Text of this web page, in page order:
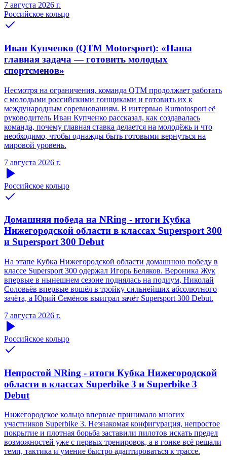
7 августа 2026 г.
Российское кольцо
Иван Купченко (QTM Motorsport): «Наша
главная задача — готовить молодых
спортсменов»
Несмотря на ограничения, команда QTM продолжает работать
с молодыми российскими гонщиками и готовить их к
международным соревнованиям. В интервью Rumotosport её
руководитель Иван Купченко рассказал, как создавалась
команда, почему главная ставка делается на молодёжь и что
необходимо, чтобы однажды быть готовыми вернуться на
мировой уровень.
7 августа 2026 г.
Российское кольцо
Домашняя победа на NRing - итоги Кубка
Нижегородской области в классах Supersport 300
и Supersport 300 Debut
На этапе Кубка Нижегородской области домашнюю победу в
классе Supersport 300 одержал Игорь Беляков. Вероника Жук
впервые в нынешнем сезоне поднялась на подиум, Николай
Соловьёв впервые вошёл в тройку сильнейших абсолютного
зачёта, а Юрий Семёнов выиграл зачёт Supersport 300 Debut.
7 августа 2026 г.
Российское кольцо
Непростой NRing - итоги Кубка Нижегородской
области в классах Superbike 3 и Superbike 3
Debut
Нижегородское кольцо впервые принимало многих
участников Superbike 3. Незнакомая конфигурация, непростое
покрытие и плотная борьба заставили пилотов искать предел
возможностей уже с первых тренировок, а в гонке всё решали
темп, тактика и умение быстро адаптироваться к трассе.